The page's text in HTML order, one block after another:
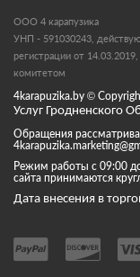
ООО 4 карапузика
УНП - 591030243,
регистрации от
комитетом
4karapuzika.by ©
Услуг Гродненского
Обращения
Режим работы с 09:00 до
сайта принимаются
Дата внесения в